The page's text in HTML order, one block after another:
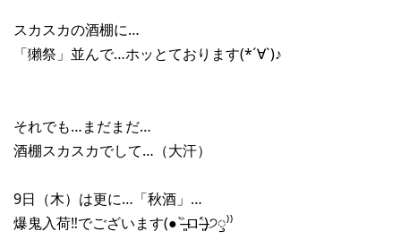
スカスカの酒棚に…
「獺祭」並んで…ホッとております(*´∀`)♪
それでも…まだまだ…
酒棚スカスカでして…（大汗）
9日（木）は更に…「秋酒」…
爆鬼入荷‼︎でございます(● ˃̶͈̀ロ˂̶͈́)੭ꠥ⁾⁾